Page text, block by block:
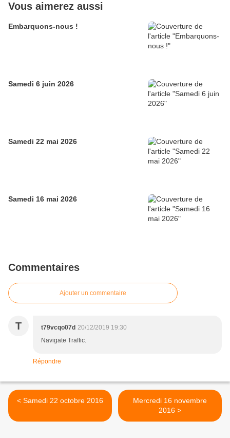
Vous aimerez aussi
Embarquons-nous !
Samedi 6 juin 2026
Samedi 22 mai 2026
Samedi 16 mai 2026
Commentaires
Ajouter un commentaire
T t79vcqo07d 20/12/2019 19:30
Navigate Traffic.
Répondre
< Samedi 22 octobre 2016
Mercredi 16 novembre
2016 >